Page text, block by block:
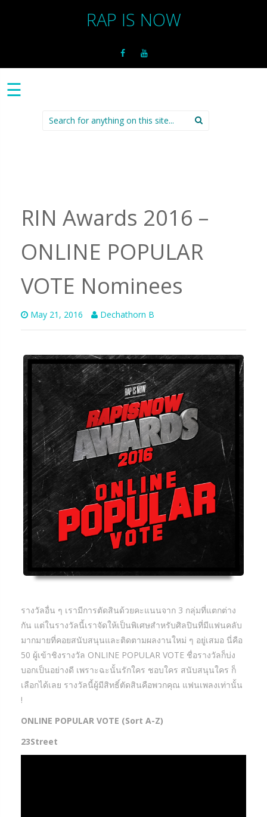
RAP IS NOW
☰
Search
for:
RIN Awards 2016 –
ONLINE POPULAR
VOTE Nominees
May 21, 2016 Dechathorn B
รางวัลอื่น ๆ เรามีการตัดสินด้วยคะแนนจาก 3 กลุ่มที่แตกต่าง
กัน แต่ในรางวัลนี้เราจัดให้เป็นพิเศษสำหรับศิลปินที่มีแฟนคลับ
มากมายที่คอยสนับสนุนและติดตามผลงานใหม่ ๆ อยู่เสมอ นี่คือ
50 ผู้เข้าชิงรางวัล ONLINE POPULAR VOTE ชื่อรางวัลก็บ่ง
บอกเป็นอย่างดี เพราะฉะนั้นรักใคร ชอบใคร สนับสนุนใคร ก็
เลือกได้เลย รางวัลนี้ผู้มีสิทธิ์ตัดสินคือพวกคุณ แฟนเพลงเท่านั้น
!
ONLINE POPULAR VOTE (Sort A-Z)
23Street